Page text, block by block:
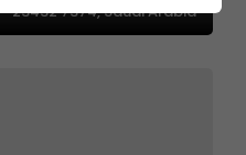
23432 7374, Saudi Arabia